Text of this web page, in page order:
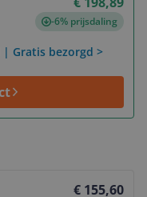
-6% prijsdaling
| Gratis bezorgd >
€ 155,60